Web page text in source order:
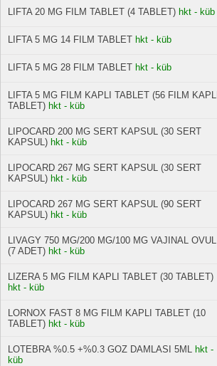
LIFTA 20 MG FILM TABLET (4 TABLET) hkt - küb
LIFTA 5 MG 14 FILM TABLET hkt - küb
LIFTA 5 MG 28 FILM TABLET hkt - küb
LIFTA 5 MG FILM KAPLI TABLET (56 FILM KAPLI
TABLET) hkt - küb
LIPOCARD 200 MG SERT KAPSUL (30 SERT
KAPSUL) hkt - küb
LIPOCARD 267 MG SERT KAPSUL (30 SERT
KAPSUL) hkt - küb
LIPOCARD 267 MG SERT KAPSUL (90 SERT
KAPSUL) hkt - küb
LIVAGY 750 MG/200 MG/100 MG VAJINAL OVUL
(7 ADET) hkt - küb
LIZERA 5 MG FILM KAPLI TABLET (30 TABLET)
hkt - küb
LORNOX FAST 8 MG FILM KAPLI TABLET (10
TABLET) hkt - küb
LOTEBRA %0.5 +%0.3 GOZ DAMLASI 5ML hkt -
küb